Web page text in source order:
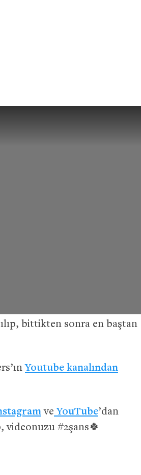
bittikten sonra en baştan
Youtube kanalından
ve YouTube’dan
videonuzu #2şans🍀